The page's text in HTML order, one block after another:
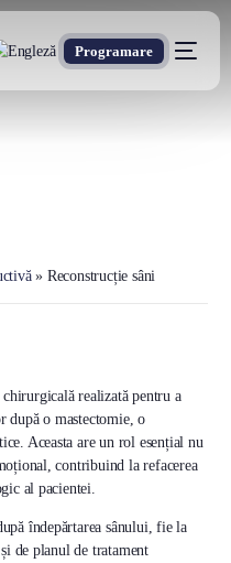
Programare
» Reconstrucție sâni
realizată pentru a
după o mastectomie, o
Aceasta are un rol esențial nu
contribuind la refacerea
al pacientei.
îndepărtarea sânului, fie la
de planul de tratament